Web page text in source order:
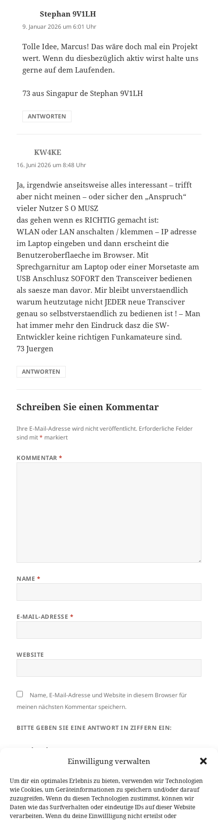
Einwilligung verwalten
Um dir ein optimales Erlebnis zu bieten, verwenden wir Technologien
wie Cookies, um Geräteinformationen zu speichern und/oder darauf
zuzugreifen. Wenn du diesen Technologien zustimmst, können wir
Daten wie das Surfverhalten oder eindeutige IDs auf dieser Website
verarbeiten. Wenn du deine Einwillligung nicht erteilst oder
Stephan 9V1LH
9. Januar 2026 um 6:01 Uhr
Tolle Idee, Marcus! Das wäre doch mal ein Projekt
wert. Wenn du diesbezüglich aktiv wirst halte uns
gerne auf dem Laufenden.
73 aus Singapur de Stephan 9V1LH
ANTWORTEN
KW4KE
16. Juni 2026 um 8:48 Uhr
Ja, irgendwie anseitsweise alles interessant – trifft
aber nicht meinen – oder sicher den „Anspruch“
vieler Nutzer S O MUSZ
das gehen wenn es RICHTIG gemacht ist:
WLAN oder LAN anschalten / klemmen – IP adresse
im Laptop eingeben und dann erscheint die
Benutzeroberflaeche im Browser. Mit
Sprechgarnitur am Laptop oder einer Morsetaste am
USB Anschlusz SOFORT den Transceiver bedienen
als saesze man davor. Mir bleibt unverstaendlich
warum heutzutage nicht JEDER neue Transciver
genau so selbstverstaendlich zu bedienen ist ! – Man
hat immer mehr den Eindruck dasz die SW-
Entwickler keine richtigen Funkamateure sind.
73 Juergen
ANTWORTEN
Schreiben Sie einen Kommentar
Ihre E-Mail-Adresse wird nicht veröffentlicht. Erforderliche Felder
sind mit* markiert
KOMMENTAR*
NAME *
E-MAIL-ADRESSE *
WEBSITE
Name, E-Mail-Adresse und Website in diesem Browser für
meinen nächsten Kommentar speichern.
BITTE GEBEN SIE EINE ANTWORT IN ZIFFERN EIN:
zwei − eins =